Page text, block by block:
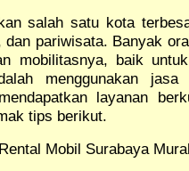
salah satu kota
pariwisata. Banyak
mobilitasnya, baik
menggunakan
layanan
tips berikut.
Mobil Surabaya